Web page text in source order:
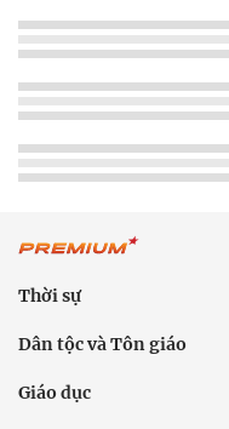
Thời sự
Dân tộc và Tôn giáo
Giáo dục